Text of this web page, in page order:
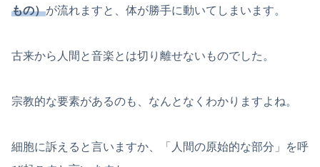
もの）が流れますと、体が勝手に動いてしまいます。
古来から人間と音楽とは切り離せないものでした。
宗教的な要素があるのも、なんとなくわかりますよね。
細胞に訴えると言いますか、「人間の原始的な部分」を呼